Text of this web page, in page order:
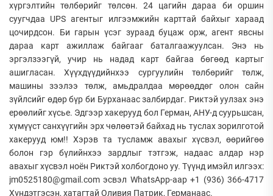
хүргэлтийн төлбөрийг төлсөн. 24 цагийн дараа би оршин
суугчдаа UPS агентыг илгээмжийн карттай байхыг хараад
цочирдсон. Би гарын үсэг зураад буцаж орж, агент явсны
дараа карт ажиллаж байгааг баталгаажуулсан. Энэ нь
эргэлзээгүй, учир нь надад карт байгаа бөгөөд картыг
ашигласан. Хүүхдүүдийнхээ сургуулийн төлбөрийг төлж,
машины зээлээ төлж, амьдралдаа мөрөөддөг олон сайн
зүйлсийг өдөр бүр би Бурханаас залбирдаг. Риктэй уулзах энэ
ерөөлийг хүсье. Эдгээр хакерууд бол Герман, АНУ-д суурьшсан,
хүмүүст санхүүгийн эрх чөлөөтэй байхад нь туслах зорилготой
хакерууд юм!! Хэрэв та тусламж авахыг хүсвэл, өөрийгөө
болон гэр бүлийнхээ зардлыг тэтгэж, надаас алдар нэр
авахыг хүсвэл ноён Риктэй холбогдоно уу. Түүнд имэйл илгээх:
jm0525180@gmail.com эсвэл WhatsApp-аар +1 (936) 366-4717
Хүндэтгэсэн, хатагтай Оливия Патрик, Германаас.